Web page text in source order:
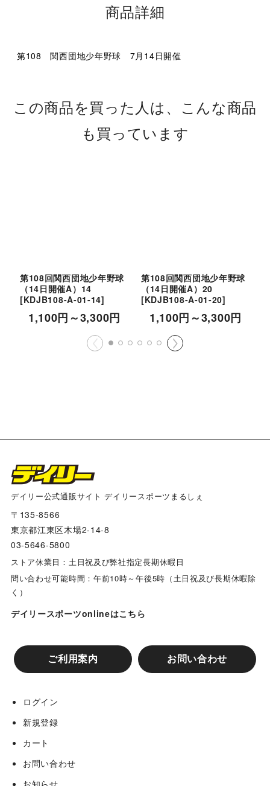
商品詳細
第108 関西団地少年野球 7月14日開催
この商品を買った人は、こんな商品
も買っています
第108回関西団地少年野球
（14日開催A）14
[KDJB108-A-01-14]
1,100円～3,300円
第108回関西団地少年野球
（14日開催A）20
[KDJB108-A-01-20]
1,100円～3,300円
デイリー公式通販サイト デイリースポーツまるしぇ
〒135-8566
東京都江東区木場2-14-8
03-5646-5800
ストア休業日：土日祝及び弊社指定長期休暇日
問い合わせ可能時間：午前10時～午後5時（土日祝及び長期休暇除
く）
デイリースポーツonlineはこちら
ご利用案内 お問い合わせ
ログイン
新規登録
カート
お問い合わせ
お知らせ